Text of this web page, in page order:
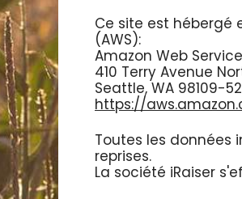
Ce site est hébergé
(AWS):
Amazon Web
410 Terry Avenue
Seattle, WA 98109-
https://
Toutes les
reprises.
La société iRaiser